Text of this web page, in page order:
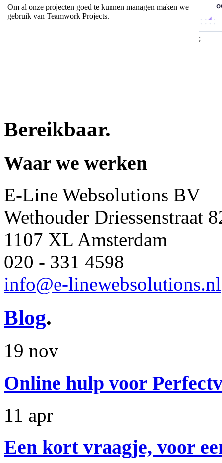
Om al onze projecten goed te kunnen managen maken we
gebruik van Teamwork Projects.
;
Bereikbaar.
Waar we werken
E-Line Websolutions BV
Wethouder Driessenstraat
1107 XL Amsterdam
020 - 331 4598
info@e-linewebsolutions.nl
Blog.
19 nov
Online hulp voor
11 apr
Een kort vraagje, voor